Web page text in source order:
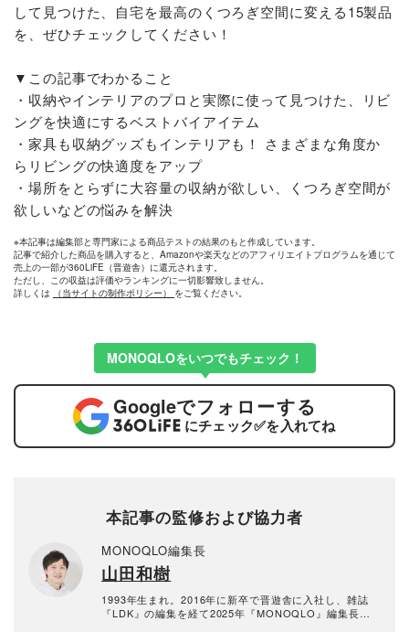
して見つけた、自宅を最高のくつろぎ空間に変える15製品
を、ぜひチェックしてください！
▼この記事でわかること
・収納やインテリアのプロと実際に使って見つけた、リビ
ングを快適にするベストバイアイテム
・家具も収納グッズもインテリアも！ さまざまな角度か
らリビングの快適度をアップ
・場所をとらずに大容量の収納が欲しい、くつろぎ空間が
欲しいなどの悩みを解決
※本記事は編集部と専門家による商品テストの結果のもと作成しています。
記事で紹介した商品を購入すると、Amazonや楽天などのアフィリエイトプログラムを通じて
売上の一部が360LiFE（晋遊舎）に還元されます。
ただし、この収益は評価やランキングに一切影響致しません。
詳しくは
（当サイトの制作ポリシー） をご覧ください。
MONOQLOをいつでもチェック！
Googleでフォローする
にチェック✅を入れてね
本記事の監修および協力者
MONOQLO編集長
山田和樹
1993年生まれ。2016年に新卒で晋遊舎に入社し、雑誌
『LDK』の編集を経て2025年『MONOQLO』編集長に